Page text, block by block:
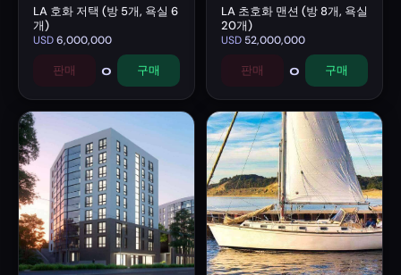
LA 호화 저택 (방 5개, 욕실 6
개)
USD6,000,000
판매 0 구매
LA 초호화 맨션 (방 8개, 욕실
20개)
USD 52,000,000
판매 0 구매